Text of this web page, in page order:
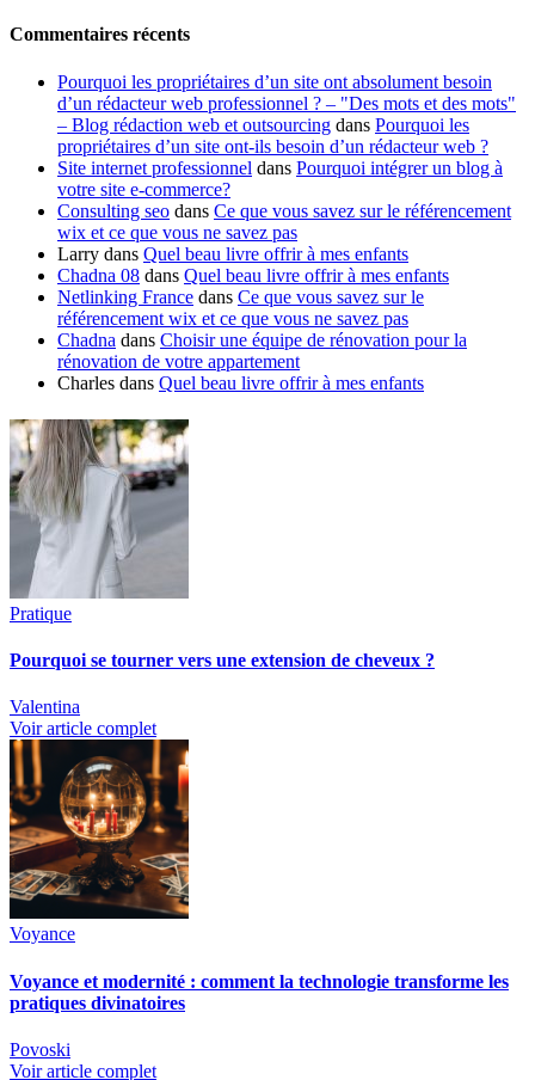
Commentaires récents
Pourquoi les propriétaires d’un site ont absolument besoin
d’un rédacteur web professionnel ? – "Des mots et des mots"
– Blog rédaction web et outsourcing dans Pourquoi les
propriétaires d’un site ont-ils besoin d’un rédacteur web ?
Site internet professionnel dans Pourquoi intégrer un blog à
votre site e-commerce?
Consulting seo dans Ce que vous savez sur le référencement
wix et ce que vous ne savez pas
Larry dans Quel beau livre offrir à mes enfants
Chadna 08 dans Quel beau livre offrir à mes enfants
Netlinking France dans Ce que vous savez sur le
référencement wix et ce que vous ne savez pas
Chadna dans Choisir une équipe de rénovation pour la
rénovation de votre appartement
Charles dans Quel beau livre offrir à mes enfants
Pratique
Pourquoi se tourner vers une extension de cheveux ?
Valentina
Voir article complet
Voyance
Voyance et modernité : comment la technologie transforme les
pratiques divinatoires
Povoski
Voir article complet